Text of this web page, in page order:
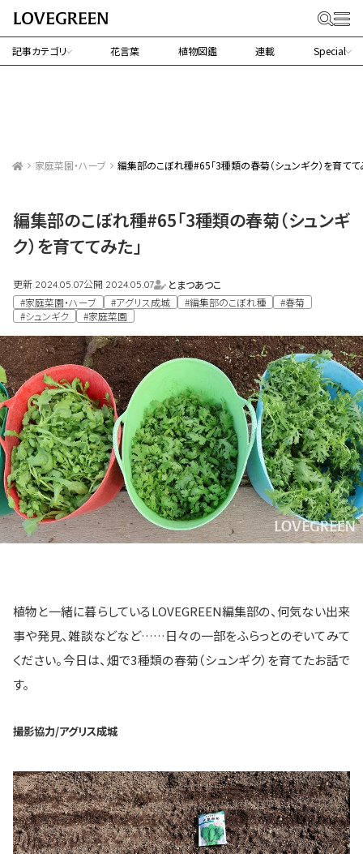
記事カテゴリ 花言葉 植物図鑑 連載 Special
家庭菜園・ハーブ 編集部のこぼれ種#65「3種類の春菊（シュンギク）を育てて
編集部のこぼれ種#65「3種類の春菊（シュンギ
ク）を育ててみた」
更新 2024.05.07公開 2024.05.07
とまつあつこ
#家庭菜園・ハーブ
#アグリス成城 #編集部のこぼれ種
#春菊
#シュンギク
#家庭菜園
植物と一緒に暮らしているLOVEGREEN編集部の、何気ない出来
事や発見、雑談などなど……日々の一部をふらっとのぞいてみて
ください。今日は、畑で3種類の春菊（シュンギク）を育てたお話で
す。
撮影協力/アグリス成城